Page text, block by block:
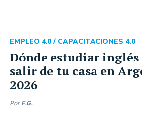
Dónde estudiar
salir de tu casa en
2026
EMPLEO 4.0 / CAPACITACIONES 4.0
Por F.G.